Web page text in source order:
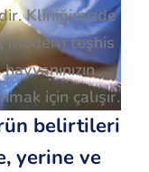
Kliniğimizde
modern teşhis
için çalışır.
belirtileri
yerine ve